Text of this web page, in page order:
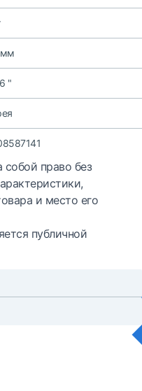
"
собой право без
и место его
публичной